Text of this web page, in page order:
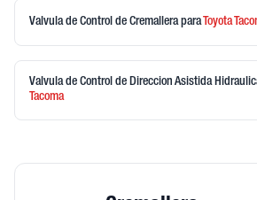
Valvula de Control de CremalleraparaToyota
Valvula de Control de Direccion Asistida
Tacoma